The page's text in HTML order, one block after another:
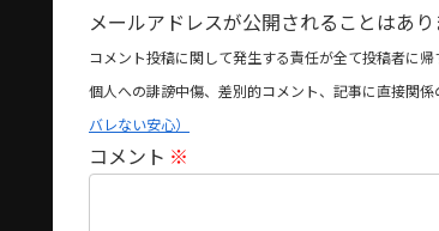
メールアドレスが公開されることはあり
コメント投稿に関して発生する責任が全て投稿者に
個人への誹謗中傷、差別的コメント、記事に直接関
バレない安心）
コメント ※